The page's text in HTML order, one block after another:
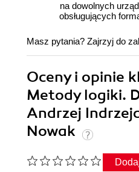
na dowolnych
obsługujących
Masz pytania? Zajrzyj do
Oceny i opinie
Metody logiki.
Andrzej
Nowak